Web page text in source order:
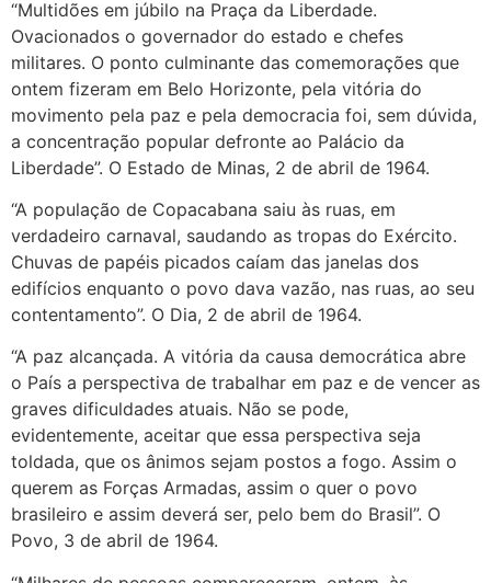
“Multidões em júbilo na Praça da Liberdade.
Ovacionados o governador do estado e chefes
militares. O ponto culminante das comemorações que
ontem fizeram em Belo Horizonte, pela vitória do
movimento pela paz e pela democracia foi, sem dúvida,
a concentração popular defronte ao Palácio da
Liberdade”. O Estado de Minas, 2 de abril de 1964.
“A população de Copacabana saiu às ruas, em
verdadeiro carnaval, saudando as tropas do Exército.
Chuvas de papéis picados caíam das janelas dos
edifícios enquanto o povo dava vazão, nas ruas, ao seu
contentamento”. O Dia, 2 de abril de 1964.
“A paz alcançada. A vitória da causa democrática abre
o País a perspectiva de trabalhar em paz e de vencer as
graves dificuldades atuais. Não se pode,
evidentemente, aceitar que essa perspectiva seja
toldada, que os ânimos sejam postos a fogo. Assim o
querem as Forças Armadas, assim o quer o povo
brasileiro e assim deverá ser, pelo bem do Brasil”. O
Povo, 3 de abril de 1964.